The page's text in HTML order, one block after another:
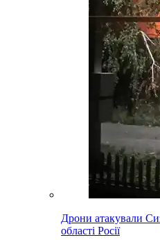
Дрони атакували
області Росії